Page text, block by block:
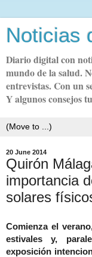
Noticias
Diario digital con
mundo de la salud.
entrevistas. Con un
Y algunos consejos
20 June 2014
Quirón
importancia
solares
Comienza el
estivales y,
exposición